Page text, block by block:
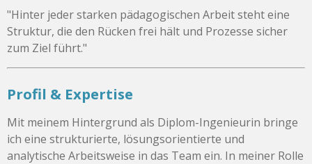
"Hinter jeder starken pädagogischen Arbeit steht eine
Struktur, die den Rücken frei hält und Prozesse sicher
zum Ziel führt."
Profil & Expertise
Mit meinem Hintergrund als Diplom-Ingenieurin bringe
ich eine strukturierte, lösungsorientierte und
analytische Arbeitsweise in das Team ein. In meiner Rolle